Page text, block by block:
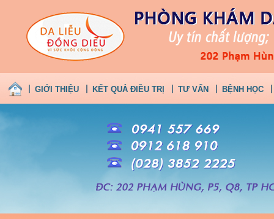
GIỚI THIỆU KẾT QUẢ ĐIỀU TRỊ TƯ VẤN BỆNH HỌC